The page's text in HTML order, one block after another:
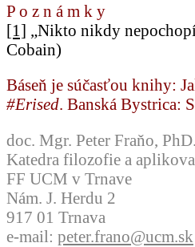
P o z n á m k y
[1] „Nikto nikdy
Cobain)
Báseň je súčasťou knihy:
#Erised. Banská Bystrica:
doc. Mgr. Peter Fraňo, PhD.
Katedra filozofie a
FF UCM v Trnave
Nám. J. Herdu 2
917 01 Trnava
e-mail: peter.frano@ucm.sk